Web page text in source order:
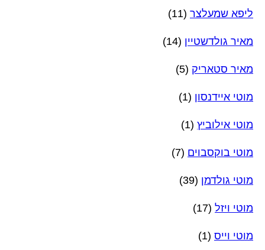
ליפא שמעלצר (11)
מאיר גולדשטיין (14)
מאיר סטאריק (5)
מוטי איידנסון (1)
מוטי אילוביץ (1)
מוטי בוקסבוים (7)
מוטי גולדמן (39)
מוטי ויזל (17)
מוטי וייס (1)